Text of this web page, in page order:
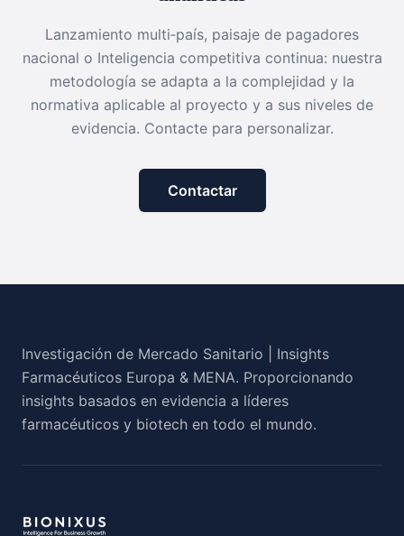
Lanzamiento multi‑país, paisaje de pagadores
nacional o Inteligencia competitiva continua: nuestra
metodología se adapta a la complejidad y la
normativa aplicable al proyecto y a sus niveles de
evidencia. Contacte para personalizar.
Contactar
Investigación de Mercado Sanitario | Insights
Farmacéuticos Europa & MENA. Proporcionando
insights basados en evidencia a líderes
farmacéuticos y biotech en todo el mundo.